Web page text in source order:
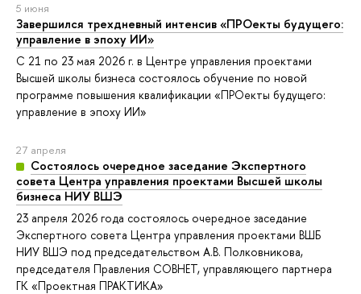
5 июня
Завершился трехдневный интенсив «ПРОекты будущего:
управление в эпоху ИИ»
С 21 по 23 мая 2026 г. в Центре управления проектами
Высшей школы бизнеса состоялось обучение по новой
программе повышения квалификации «ПРОекты будущего:
управление в эпоху ИИ»
27 апреля
Состоялось очередное заседание Экспертного
совета Центра управления проектами Высшей школы
бизнеса НИУ ВШЭ
23 апреля 2026 года состоялось очередное заседание
Экспертного совета Центра управления проектами ВШБ
НИУ ВШЭ под председательством А.В. Полковникова,
председателя Правления СОВНЕТ, управляющего партнера
ГК «Проектная ПРАКТИКА»